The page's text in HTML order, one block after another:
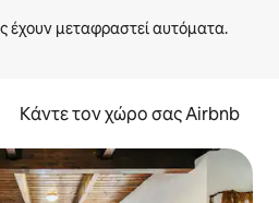
Κάντε τον χώρο σας Airbnb